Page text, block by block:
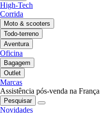
High-Tech
Corrida
Moto & scooters
Todo-terreno
Aventura
Oficina
Bagagem
Outlet
Marcas
Assistência pós-venda na França
Pesquisar
Novidades